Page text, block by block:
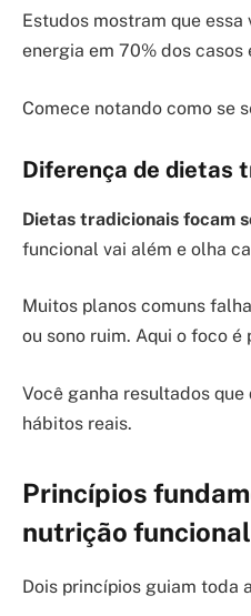
Estudos mostram que
energia em 70% dos casos
Comece notando como se
Diferença de dietas
Dietas tradicionais focam
funcional vai além e olha
Muitos planos comuns
ou sono ruim. Aqui o foco é
Você ganha resultados
hábitos reais.
Princípios
nutrição funcional
Dois princípios guiam toda